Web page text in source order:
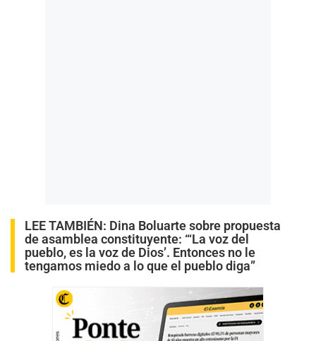
LEE TAMBIÉN: Dina Boluarte sobre propuesta
de asamblea constituyente: “‘La voz del
pueblo, es la voz de Dios’. Entonces no le
tengamos miedo a lo que el pueblo diga”